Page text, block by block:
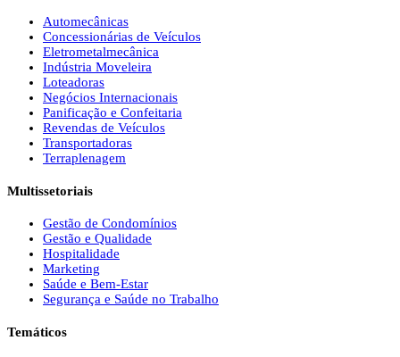
Automecânicas
Concessionárias de Veículos
Eletrometalmecânica
Indústria Moveleira
Loteadoras
Negócios Internacionais
Panificação e Confeitaria
Revendas de Veículos
Transportadoras
Terraplenagem
Multissetoriais
Gestão de Condomínios
Gestão e Qualidade
Hospitalidade
Marketing
Saúde e Bem-Estar
Segurança e Saúde no Trabalho
Temáticos